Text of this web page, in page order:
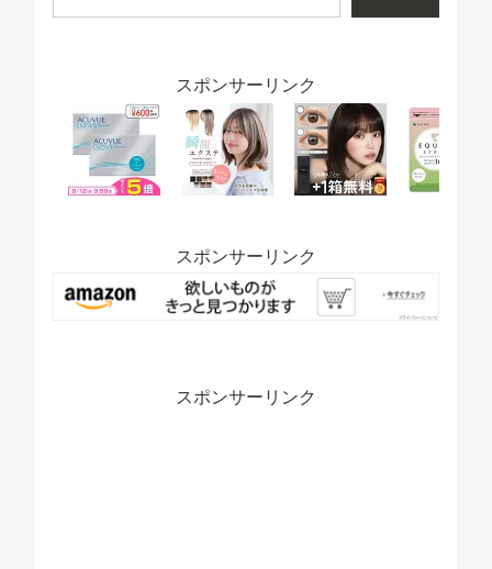
スポンサーリンク
スポンサーリンク
スポンサーリンク